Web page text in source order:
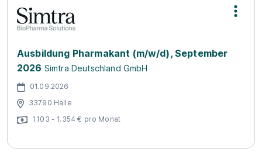
Ausbildung Pharmakant (m/w/d), September
2026 Simtra Deutschland GmbH
01.09.2026
33790 Halle
1.103 - 1.354 € pro Monat